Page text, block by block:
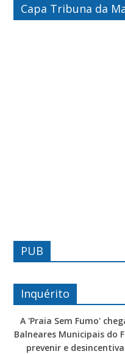
Capa Tribuna da
PUB
Inquérito
A 'Praia Sem Fumo'
Balneares Municipais do
prevenir e